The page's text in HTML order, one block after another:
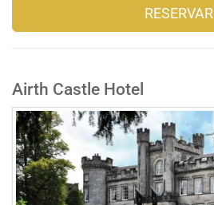
RESERVAR
Airth Castle Hotel